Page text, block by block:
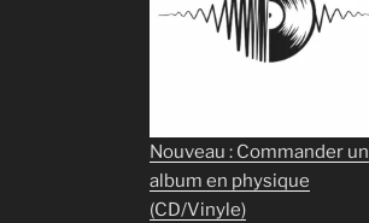
Nouveau : Commander un
album en physique
(CD/Vinyle)